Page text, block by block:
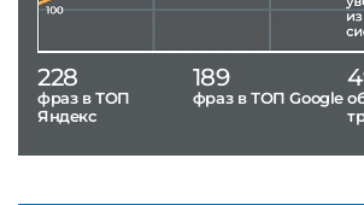
228
фраз в ТОП
Яндекс
189
фраз в ТОП Google